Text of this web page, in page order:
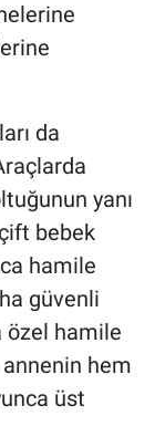
da
yanı
bebek
hamile
güvenli
özel hamile
hem
üst